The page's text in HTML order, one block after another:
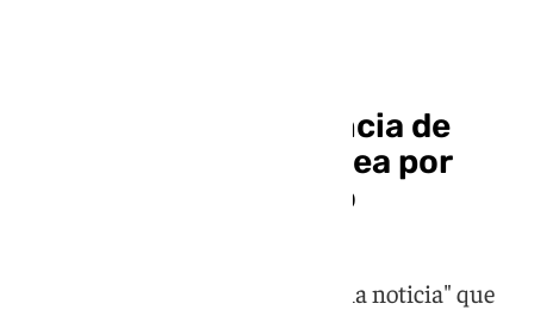
Adjudicada la residencia de
tiempo libre de La Línea por
502.000 euros al año
El alcalde linense celebra la "buena noticia" que